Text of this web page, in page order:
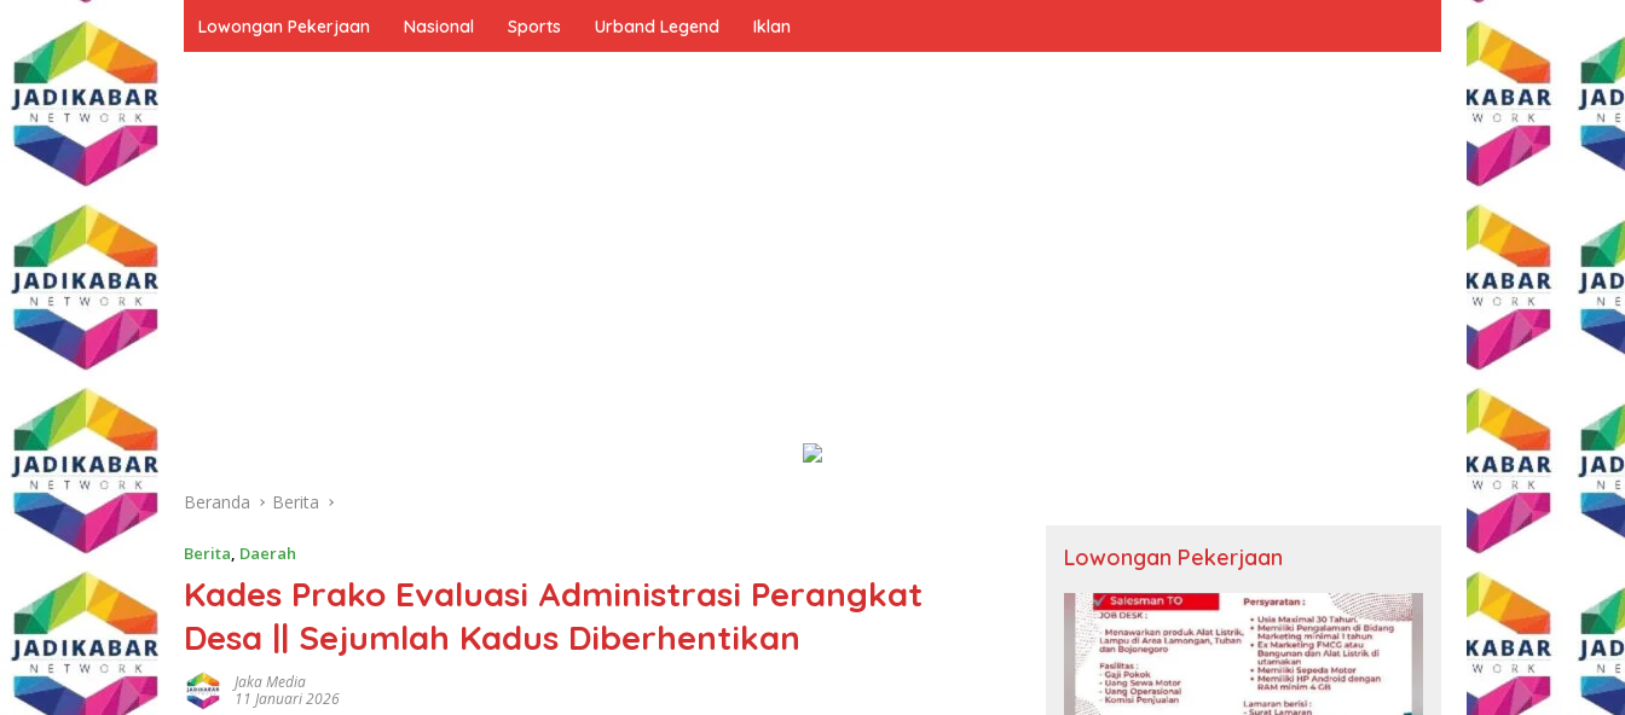
Lowongan Pekerjaan Nasional Sports Urband Legend Iklan
Beranda Berita
Berita, Daerah
Kades Prako Evaluasi Administrasi Perangkat
Desa || Sejumlah Kadus Diberhentikan
Jaka Media
11 Januari 2026
Lowongan Pekerjaan